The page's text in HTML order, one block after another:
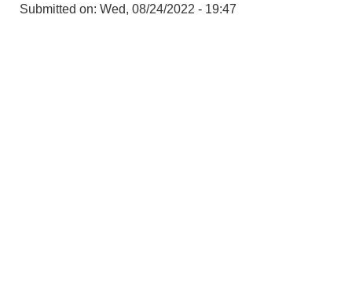
Submitted on: Wed, 08/24/2022 - 19:47